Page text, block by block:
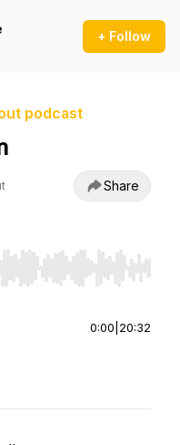
+ Follow
podcast
Share
Home/End to jump to
0:00 20:32